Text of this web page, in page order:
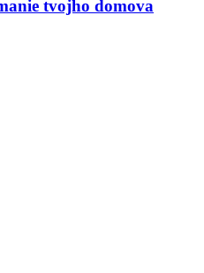
tvojho domova